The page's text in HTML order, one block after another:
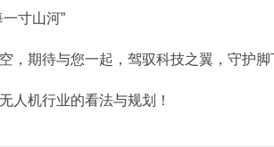
寸山河”‌
，期待与您一起，驾驭科技之翼，守护脚
人机行业的看法与规划！